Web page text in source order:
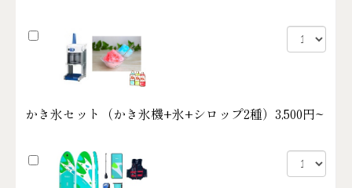
かき氷セット（かき氷機+氷+シロップ2種） 3,500円~